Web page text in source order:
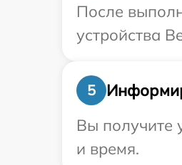
После
устройства
5
Вы получите
и время.